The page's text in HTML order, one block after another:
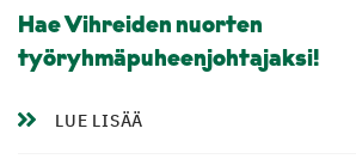
Hae Vihreiden nuorten
työryhmäpuheenjohtajaksi!
LUE LISÄÄ